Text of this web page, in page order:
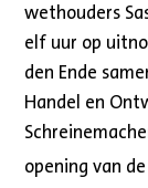
wethouders
elf uur op
den Ende
Handel en
opening van